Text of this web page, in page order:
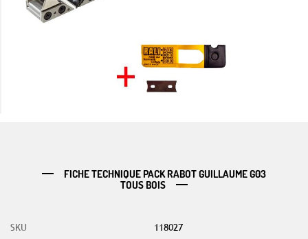
FICHE TECHNIQUE PACK RABOT GUILLAUME G03
TOUS BOIS
SKU 118027